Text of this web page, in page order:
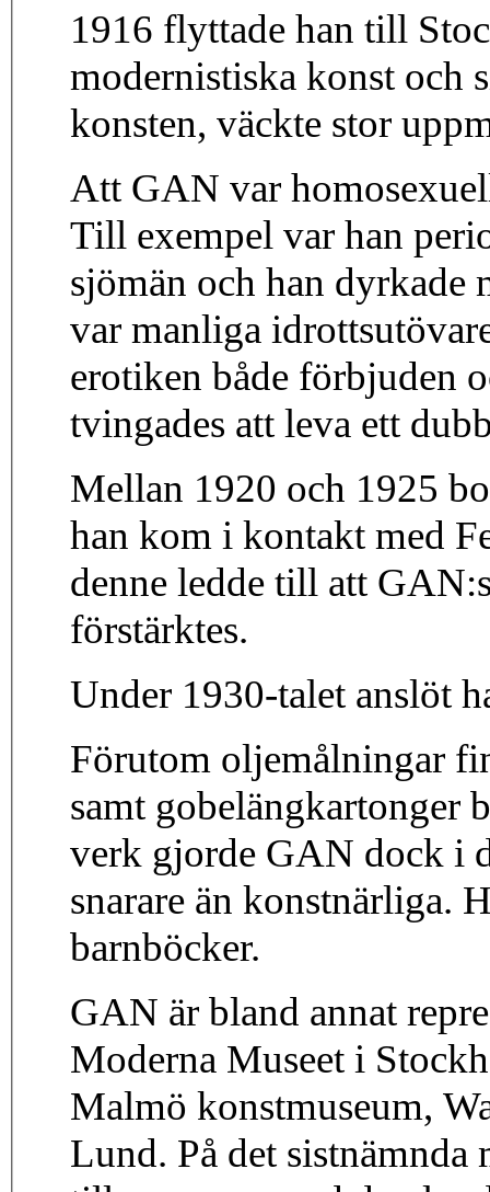
1916 flyttade han till
modernistiska konst och
konsten, väckte stor
Att GAN var
Till exempel var han
sjömän och han
var manliga
erotiken både förbjuden
tvingades att leva ett
Mellan 1920 och 1925
han kom i kontakt med
denne ledde till att
förstärktes.
Under 1930-talet anslöt
Förutom oljemålningar
samt gobelängkartonger
verk gjorde GAN dock i
snarare än konstnärliga.
barnböcker.
GAN är bland annat
Moderna Museet i
Malmö konstmuseum,
Lund. På det